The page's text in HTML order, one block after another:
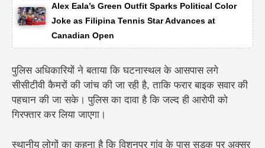
Alex Eala’s Green Outfit Sparks Political Color
Joke as Filipina Tennis Star Advances at
Canadian Open
पुलिस अधिकारियों ने बताया कि घटनास्थल के आसपास लगे
सीसीटीवी कैमरों की जांच की जा रही है, ताकि फरार बाइक सवार की
पहचान की जा सके। पुलिस का दावा है कि जल्द ही आरोपी को
गिरफ्तार कर लिया जाएगा।
स्थानीय लोगों का कहना है कि विशुनपुर गांव के पास सड़क पर अक्सर